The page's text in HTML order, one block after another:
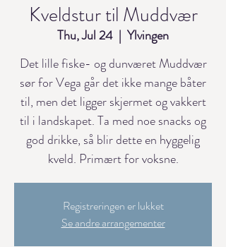
Kveldstur til Muddvær
Thu, Jul 24
  |
Ylvingen
Det lille fiske- og dunværet Muddvær
sør for Vega går det ikke mange båter
til, men det ligger skjermet og vakkert
til i landskapet. Ta med noe snacks og
god drikke, så blir dette en hyggelig
kveld. Primært for voksne.
Registreringen er lukket
Se andre arrangementer